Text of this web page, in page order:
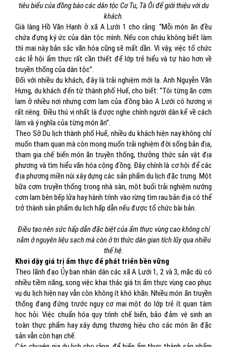
tiêu biểu của đồng bào các dân tộc Cơ Tu, Tà Ôi để giới thiệu với du
khách.
Già làng Hồ Văn Hạnh ở xã A Lưới 1 cho rằng: “Mỗi món ăn đều
chứa đựng ký ức của dân tộc mình. Nếu con cháu không biết làm
thì mai này bản sắc văn hóa cũng sẽ mất dần. Vì vậy, việc tổ chức
các lễ hội ẩm thực rất cần thiết để lớp trẻ hiểu và tự hào hơn về
truyền thống của dân tộc”.
Đối với nhiều du khách, đây là trải nghiệm mới lạ. Anh Nguyễn Văn
Hưng, du khách đến từ thành phố Huế, cho biết: “Tôi từng ăn cơm
lam ở nhiều nơi nhưng cơm lam của đồng bào A Lưới có hương vị
rất riêng. Điều thú vị nhất là được nghe chính người dân kể về cách
làm và ý nghĩa của từng món ăn”.
Theo Sở Du lịch thành phố Huế, nhiều du khách hiện nay không chỉ
muốn tham quan mà còn mong muốn trải nghiệm đời sống bản địa,
tham gia chế biến món ăn truyền thống, thưởng thức sản vật địa
phương và tìm hiểu văn hóa cộng đồng. Đây chính là cơ hội để các
địa phương miền núi xây dựng các sản phẩm du lịch đặc trưng. Một
bữa cơm truyền thống trong nhà sàn, một buổi trải nghiệm nướng
cơm lam bên bếp lửa hay hành trình vào rừng tìm rau bản địa có thể
trở thành sản phẩm du lịch hấp dẫn nếu được tổ chức bài bản.
Điều tạo nên sức hấp dẫn đặc biệt của ẩm thực vùng cao không chỉ
nằm ở nguyên liệu sạch mà còn ở tri thức dân gian tích lũy qua nhiều
thế hệ.
Khơi dậy giá trị ẩm thực để phát triển bền vững
Theo lãnh đạo Ủy ban nhân dân các xã A Lưới 1, 2 và 3, mặc dù có
nhiều tiềm năng, song việc khai thác giá trị ẩm thực vùng cao phục
vụ du lịch hiện nay vẫn còn không ít khó khăn. Nhiều món ăn truyền
thống đang đứng trước nguy cơ mai một do lớp trẻ ít quan tâm
học hỏi. Việc chuẩn hóa quy trình chế biến, bảo đảm vệ sinh an
toàn thực phẩm hay xây dựng thương hiệu cho các món ăn đặc
sản vẫn còn hạn chế.